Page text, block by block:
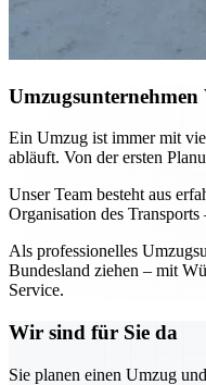
Ein Umzug ist immer mit
abläuft. Von der ersten
Unser Team besteht aus
Organisation des
Als professionelles
Bundesland ziehen – mit
Service.
Wir sind für Sie da
Sie planen einen Umzug